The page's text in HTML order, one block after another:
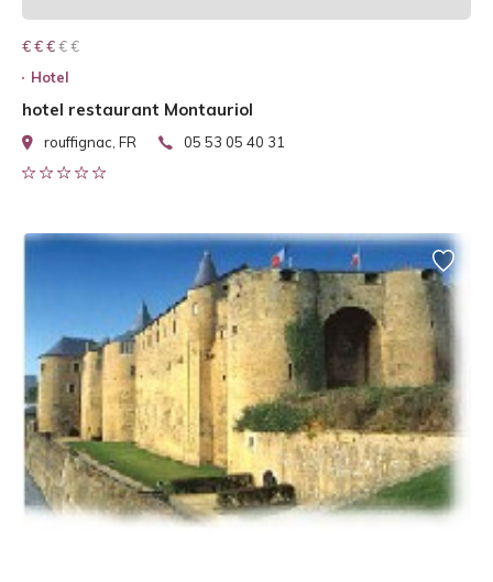
€ € € € €
€ € €
Hotel
hotel restaurant Montauriol
rouffignac, FR 05 53 05 40 31